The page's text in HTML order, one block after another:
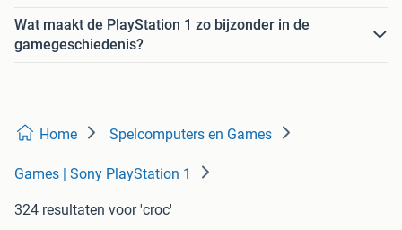
Wat maakt de PlayStation 1 zo bijzonder in de
gamegeschiedenis?
Home Spelcomputers en Games
Games | Sony PlayStation 1
324 resultaten voor 'croc'